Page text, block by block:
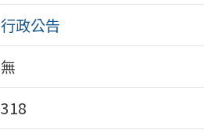
行政公告
無
318